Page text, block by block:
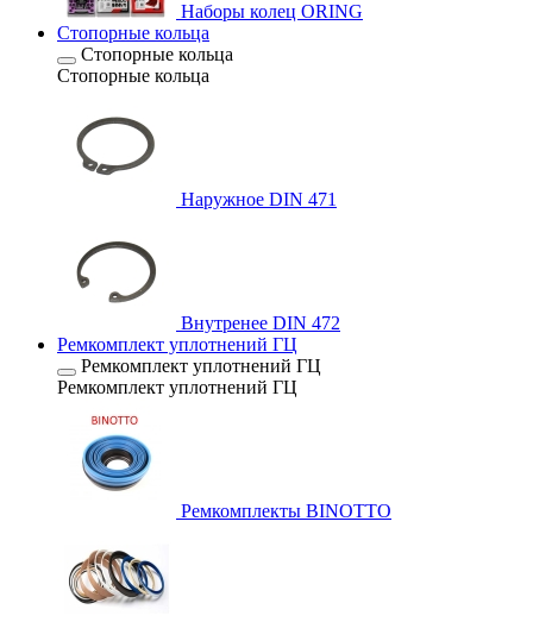
Наборы колец ORING
Стопорные кольца
Стопорные кольца
Стопорные кольца
Наружное DIN 471
Внутренее DIN 472
Ремкомплект уплотнений ГЦ
Ремкомплект уплотнений ГЦ
Ремкомплект уплотнений ГЦ
Ремкомплекты BINOTTO